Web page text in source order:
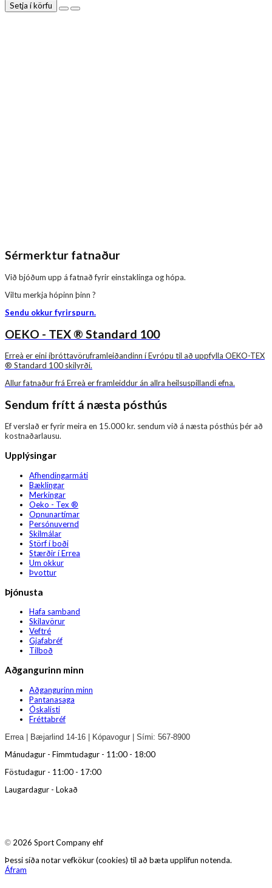
Setja í körfu
Sérmerktur fatnaður
Við bjóðum upp á fatnað fyrir einstaklinga og hópa.
Viltu merkja hópinn þinn ?
Sendu okkur fyrirspurn.
OEKO - TEX ® Standard 100
Erreà er eini íþróttavöruframleiðandinn í Evrópu til að uppfylla OEKO-TEX
® Standard 100 skilyrði.
Allur fatnaður frá Erreà er framleiddur án allra heilsuspillandi efna.
Sendum frítt á næsta pósthús
Ef verslað er fyrir meira en 15.000 kr. sendum við á næsta pósthús þér að
kostnaðarlausu.
Upplýsingar
Afhendingarmáti
Bæklingar
Merkingar
Oeko - Tex ®
Opnunartímar
Persónuvernd
Skilmálar
Störf í boði
Stærðir í Errea
Um okkur
Þvottur
Þjónusta
Hafa samband
Skilavörur
Veftré
Gjafabréf
Tilboð
Aðgangurinn minn
Aðgangurinn minn
Pantanasaga
Óskalisti
Fréttabréf
Errea | Bæjarlind 14-16 | Kópavogur | Sími: 567-8900
Mánudagur - Fimmtudagur - 11:00 - 18:00
Föstudagur - 11:00 - 17:00
Laugardagur - Lokað
© 2026 Sport Company ehf
Þessi síða notar vefkökur (cookies) til að bæta upplifun notenda.
Áfram